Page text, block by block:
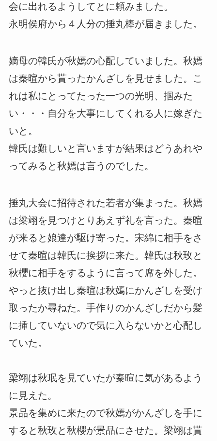
会に出れるようしてとに頼みました。
永明侯府から４人分の捶丸棒が届きました。
嫡母の韓氏が秋嫣の心配していました。秋嫣
は秦暄から貰ったかんざしを見せました。こ
れは私にとってたった一つの光明、掴みた
い・・・自分を大事にしてくれる人に嫁ぎた
いと。
韓氏は難しいと言いますが結果はどうあれや
ってみると秋嫣は言うのでした。
捶丸大会に招待された若者が集まった。秋嫣
は梁翊を見つけとりあえず礼を言った。秦暄
が来ると娘達が駆け寄った。宋綿に相手をさ
せて秦暄は韓氏に挨拶に来た。韓氏は秋玫と
秋櫻に相手をするように言って席を外した。
やっと抜け出し秦暄は秋嫣にかんざしを受け
取ったか尋ねた。手作りのかんざしだから髪
に挿していないので気に入らないかと心配し
ていた。
梁翊は秋珉を見ていたが秦暄に気があるよう
に見えた。
景品を集めに来たので秋嫣がかんざしを手に
すると秋玫と秋櫻が景品にさせた。梁翊は貰